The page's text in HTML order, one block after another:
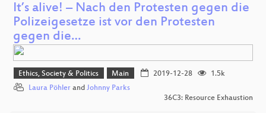
It’s alive! – Nach den Protesten gegen die
Polizeigesetze ist vor den Protesten
gegen die…
Ethics, Society & Politics Main 2019-12-28
1.5k
Laura Pöhler and Johnny Parks
36C3: Resource Exhaustion